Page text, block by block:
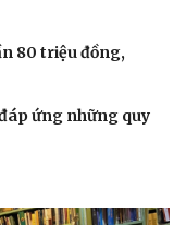
thời sự
tâm hồn
80 triệu đồng,
ứng những quy